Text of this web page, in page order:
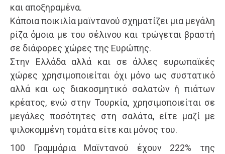
και αποξηραμένα.
Κάποια ποικιλία μαϊντανού σχηματίζει μια μεγάλη
ρίζα όμοια με του σέλινου και τρώγεται βραστή
σε διάφορες χώρες της Ευρώπης.
Στην Ελλάδα αλλά και σε άλλες ευρωπαϊκές
χώρες χρησιμοποιείται όχι μόνο ως συστατικό
αλλά και ως διακοσμητικό σαλατών ή πιάτων
κρέατος, ενώ στην Τουρκία, χρησιμοποιείται σε
μεγάλες ποσότητες στη σαλάτα, είτε μαζί με
ψιλοκομμένη τομάτα είτε και μόνος του.
100 Γραμμάρια Μαϊντανού έχουν 222% της